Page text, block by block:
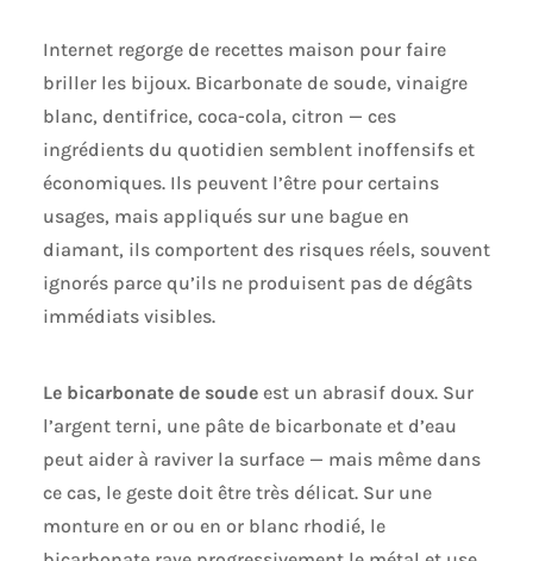
Internet regorge de recettes maison pour faire
briller les bijoux. Bicarbonate de soude, vinaigre
blanc, dentifrice, coca-cola, citron — ces
ingrédients du quotidien semblent inoffensifs et
économiques. Ils peuvent l’être pour certains
usages, mais appliqués sur une bague en
diamant, ils comportent des risques réels, souvent
ignorés parce qu’ils ne produisent pas de dégâts
immédiats visibles.
Le bicarbonate de soudeest un abrasif doux. Sur
l’argent terni, une pâte de bicarbonate et d’eau
peut aider à raviver la surface — mais même dans
ce cas, le geste doit être très délicat. Sur une
monture en or ou en or blanc rhodié, le